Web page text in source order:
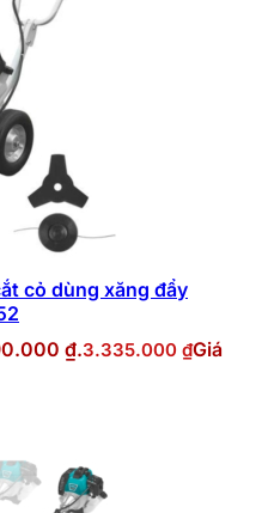
cỏ dùng xăng đẩy
₫.3.335.000 ₫Giá